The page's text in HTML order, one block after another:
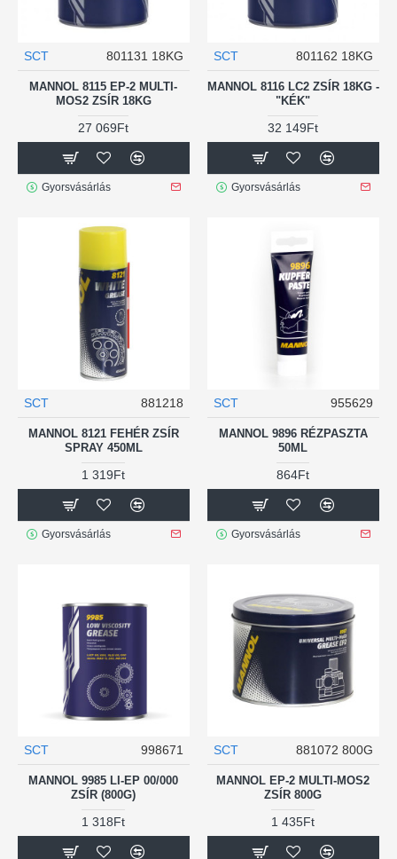
SCT 801131 18KG
MANNOL 8115 EP-2 MULTI-
MOS2 ZSÍR 18KG
27 069Ft
Gyorsvásárlás
SCT 801162 18KG
MANNOL 8116 LC2 ZSÍR 18KG -
"KÉK"
32 149Ft
Gyorsvásárlás
SCT 881218
MANNOL 8121 FEHÉR ZSÍR
SPRAY 450ML
1 319Ft
Gyorsvásárlás
SCT 955629
MANNOL 9896 RÉZPASZTA
50ML
864Ft
Gyorsvásárlás
SCT 998671
MANNOL 9985 LI-EP 00/000
ZSÍR (800G)
1 318Ft
SCT 881072 800G
MANNOL EP-2 MULTI-MOS2
ZSÍR 800G
1 435Ft